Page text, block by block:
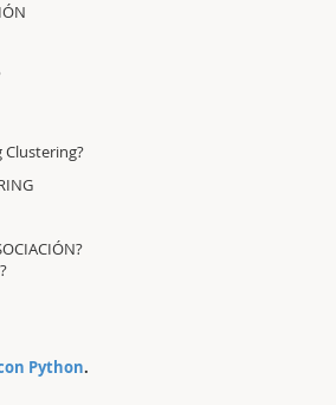
Clustering?
Python.